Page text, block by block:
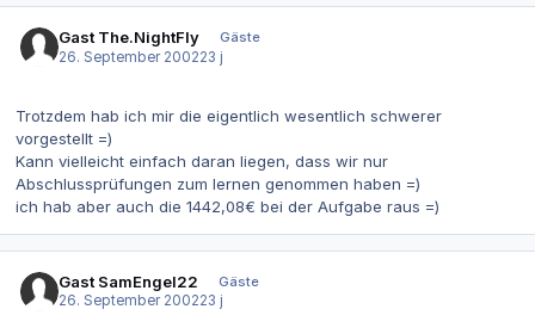
Gast The.NightFly
Gäste
26. September 200223 j
Trotzdem hab ich mir die eigentlich wesentlich schwerer
vorgestellt =)
Kann vielleicht einfach daran liegen, dass wir nur
Abschlussprüfungen zum lernen genommen haben =)
ich hab aber auch die 1442,08€ bei der Aufgabe raus =)
Gast SamEngel22
Gäste
26. September 200223 j